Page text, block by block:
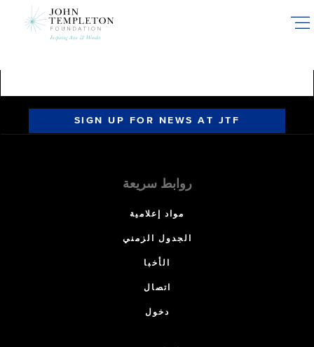
SIGN UP FOR NEWS AT JTF
روابط سريعة
مواد إعلامية
الجدول الزمني
الأخبا
اتصال
دخول